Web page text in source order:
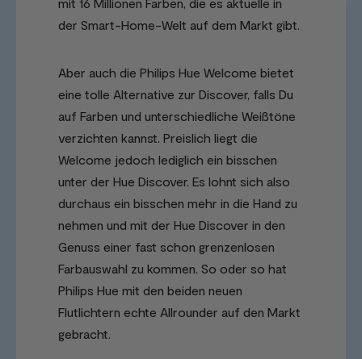
der Smart-Home-Welt auf dem Markt gibt.
Aber auch die Philips Hue Welcome bietet
eine tolle Alternative zur Discover, falls Du
auf Farben und unterschiedliche Weißtöne
verzichten kannst. Preislich liegt die
Welcome jedoch lediglich ein bisschen
unter der Hue Discover. Es lohnt sich also
durchaus ein bisschen mehr in die Hand zu
nehmen und mit der Hue Discover in den
Genuss einer fast schon grenzenlosen
Farbauswahl zu kommen. So oder so hat
Philips Hue mit den beiden neuen
Flutlichtern echte Allrounder auf den Markt
gebracht.